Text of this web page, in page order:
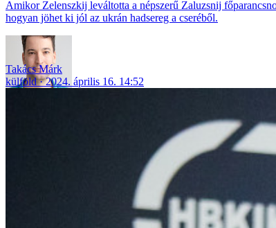
Amikor Zelenszkij leváltotta a népszerű Zaluzsnij
hogyan jöhet ki jól az ukrán hadsereg a cseréből.
Takács Márk
külföld
2024. április 16. 14:52